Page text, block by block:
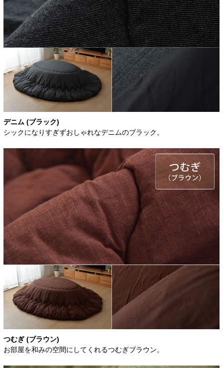
デニム (ブラック)
シックになりすぎずおしゃれなデニムのブラック。
つむぎ (ブラウン)
お部屋を和みの空間にしてくれるつむぎブラウン。